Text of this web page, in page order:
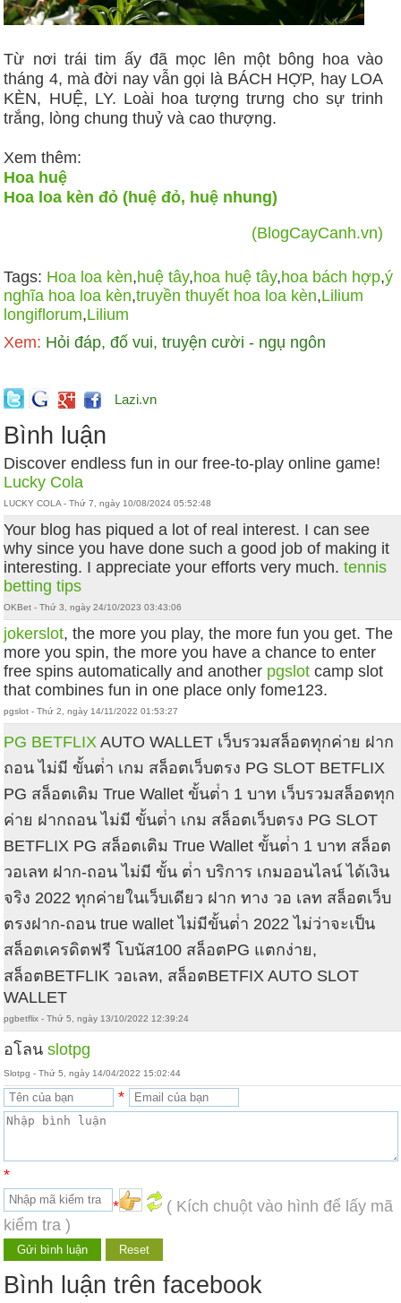
Từ nơi trái tim ấy đã mọc lên một bông hoa vào
tháng 4, mà đời nay vẫn gọi là BÁCH HỢP, hay LOA
KÈN, HUỆ, LY. Loài hoa tượng trưng cho sự trinh
trắng, lòng chung thuỷ và cao thượng.
Xem thêm:
Hoa huệ
Hoa loa kèn đỏ (huệ đỏ, huệ nhung)
(BlogCayCanh.vn)
Tags: Hoa loa kèn,huệ tây,hoa huệ tây,hoa bách hợp,ý
nghĩa hoa loa kèn,truyền thuyết hoa loa kèn,Lilium
longiflorum,Lilium
Xem: Hỏi đáp, đố vui, truyện cười - ngụ ngôn
Lazi.vn
Bình luận
Discover endless fun in our free-to-play online game!
Lucky Cola
LUCKY COLA - Thứ 7, ngày 10/08/2024 05:52:48
Your blog has piqued a lot of real interest. I can see
why since you have done such a good job of making it
interesting. I appreciate your efforts very much.tennis
betting tips
OKBet - Thứ 3, ngày 24/10/2023 03:43:06
jokerslot, the more you play, the more fun you get. The
more you spin, the more you have a chance to enter
free spins automatically and another pgslot camp slot
that combines fun in one place only fome123.
pgslot - Thứ 2, ngày 14/11/2022 01:53:27
PG BETFLIX AUTO WALLET เว็บรวมสล็อตทุกค่าย ฝาก
ถอน ไม่มี ขั้นต่ํา เกม สล็อตเว็บตรง PG SLOT BETFLIX
PG สล็อตเติม True Wallet ขั้นต่ํา 1 บาท เว็บรวมสล็อตทุก
ค่าย ฝากถอน ไม่มี ขั้นต่ํา เกม สล็อตเว็บตรง PG SLOT
BETFLIX PG สล็อตเติม True Wallet ขั้นต่ํา 1 บาท สล็อต
วอเลท ฝาก-ถอน ไม่มี ขั้น ต่ํา บริการ เกมออนไลน์ ได้เงิน
จริง 2022 ทุกค่ายในเว็บเดียว ฝาก ทาง วอ เลท สล็อตเว็บ
ตรงฝาก-ถอน true wallet ไม่มีขั้นต่ํา 2022 ไม่ว่าจะเป็น
สล็อตเครดิตฟรี โบนัส100 สล็อตPG แตกง่าย,
สล็อตBETFLIK วอเลท, สล็อตBETFIX AUTO SLOT
WALLET
pgbetflix - Thứ 5, ngày 13/10/2022 12:39:24
อโลนslotpg
Slotpg - Thứ 5, ngày 14/04/2022 15:02:44
*
*
*
( Kích chuột vào hình để lấy mã
kiểm tra )
Bình luận trên facebook